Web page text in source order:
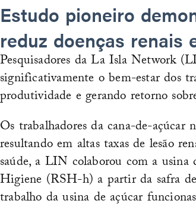
Estudo pioneiro
reduz doenças renais
Pesquisadores da La Isla Network
significativamente o bem-estar dos
produtividade e gerando retorno
Os trabalhadores da cana-de-
resultando em altas taxas de lesão
saúde, a LIN colaborou com a
Higiene (RSH-h) a partir da safra
trabalho da usina de açúcar